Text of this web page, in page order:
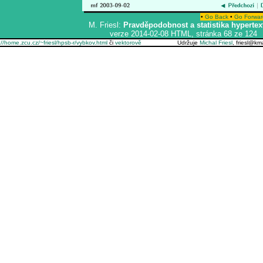
• Go Back • Go
M. Friesl: Pravděpodobnost a statistika
verze 2014-02-08 HTML, stránka 68 ze 124
home.zcu.cz/~friesl/hpsb-r/vybkov.html či vektorově Udržuje Michal Friesl ,